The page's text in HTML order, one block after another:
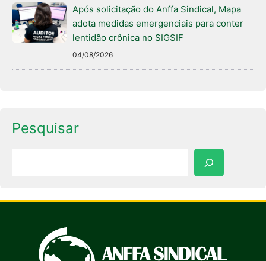
Após solicitação do Anffa Sindical, Mapa
adota medidas emergenciais para conter
lentidão crônica no SIGSIF
04/08/2026
Pesquisar